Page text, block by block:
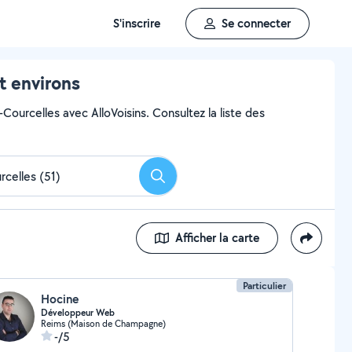
S'inscrire Se connecter
environs
avec AlloVoisins. Consultez la liste des
Rechercher
Afficher la carte
Particulier
Hocine
Développeur Web
Reims (Maison de Champagne)
-/5